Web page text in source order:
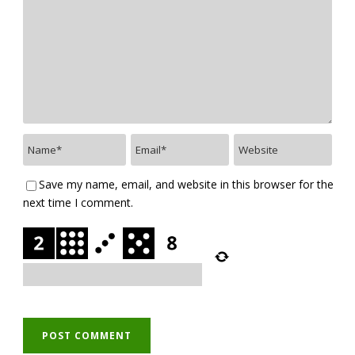
Save my name, email, and website in this browser for the
next time I comment.